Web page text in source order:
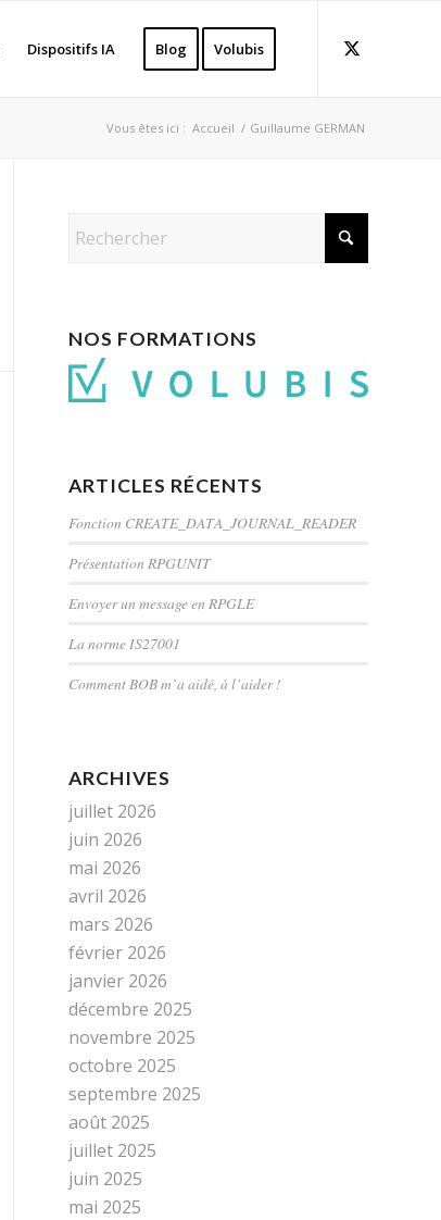
Dispositifs IA Blog Volubis
Vous êtes ici : Accueil / Guillaume GERMAN
NOS FORMATIONS
ARTICLES RÉCENTS
Fonction CREATE_DATA_JOURNAL_READER
Présentation RPGUNIT
Envoyer un message en RPGLE
La norme IS27001
Comment BOB m’a aidé, à l’aider !
ARCHIVES
juillet 2026
juin 2026
mai 2026
avril 2026
mars 2026
février 2026
janvier 2026
décembre 2025
novembre 2025
octobre 2025
septembre 2025
août 2025
juillet 2025
juin 2025
mai 2025